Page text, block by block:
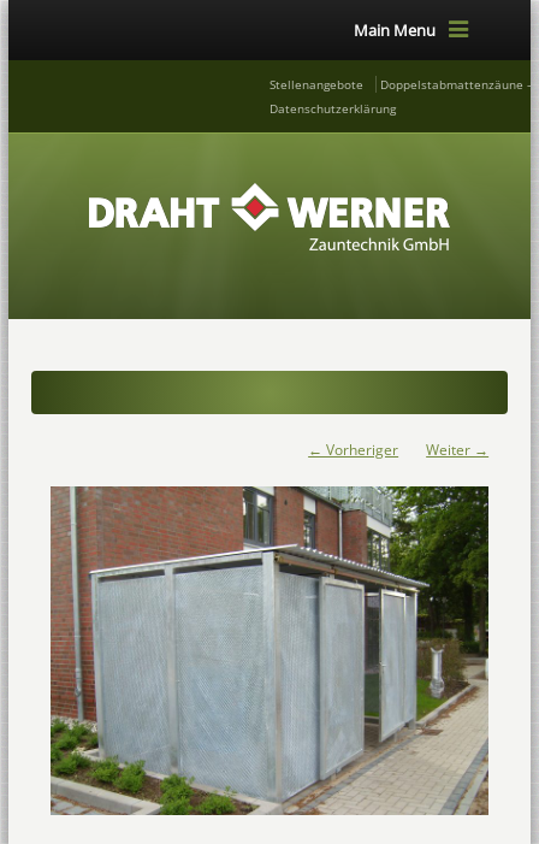
Main Menu
Stellenangebote
Doppelstabmattenzäune –
Datenschutzerklärung
← Vorheriger Weiter →